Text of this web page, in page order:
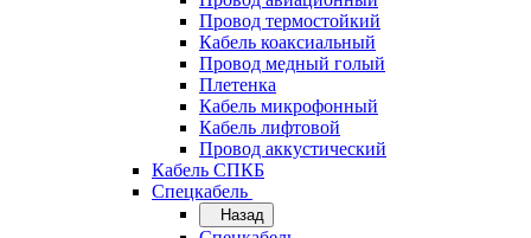
Провод термостойкий
Кабель коаксиальный
Провод медный голый
Плетенка
Кабель микрофонный
Кабель лифтовой
Провод аккустический
Кабель СПКБ
Спецкабель
Назад